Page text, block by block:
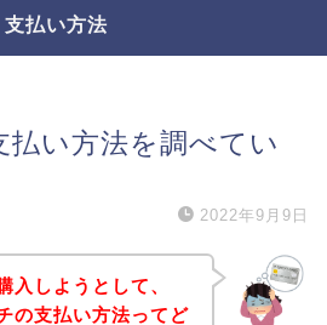
支払い方法
払い方法を調べてい
2022年9月9日
入しようとして、
の支払い方法ってど